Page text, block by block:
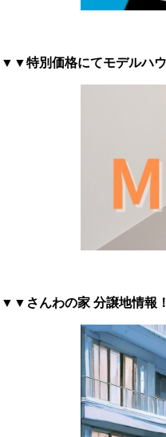
▼▼特別価格にてモデルハ
▼▼さんわの家 分譲地情報